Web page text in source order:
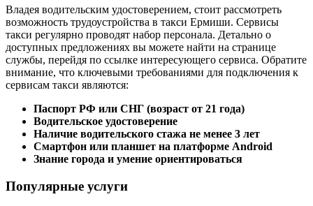
Владея водительским удостоверением, стоит рассмотреть
возможность трудоустройства в такси Ермиши. Сервисы
такси регулярно проводят набор персонала. Детально о
доступных предложениях вы можете найти на странице
службы, перейдя по ссылке интересующего сервиса. Обратите
внимание, что ключевыми требованиями для подключения к
сервисам такси являются:
Паспорт РФ или СНГ (возраст от 21 года)
Водительское удостоверение
Наличие водительского стажа не менее 3 лет
Смартфон или планшет на платформе Android
Знание города и умение ориентироваться
Популярные услуги